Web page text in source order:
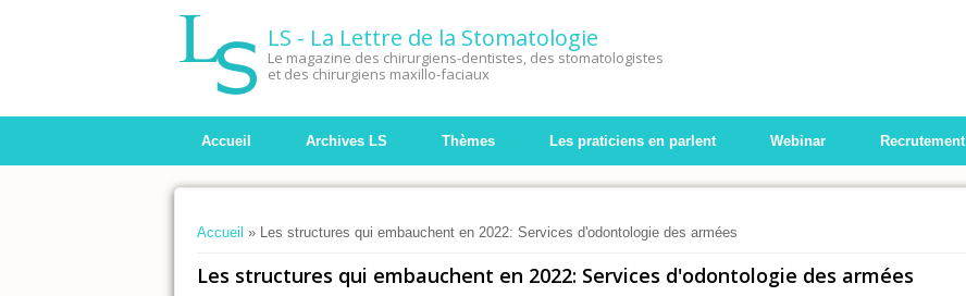
LS - La Lettre de la Stomatologie
Le magazine des chirurgiens-dentistes, des stomatologistes
et des chirurgiens maxillo-faciaux
Accueil Archives LS Thèmes Les praticiens en parlent Webinar Recrutement
Vous êtes ici
Accueil » Les structures qui embauchent en 2022: Services d'odontologie des armées
Les structures qui embauchent en 2022: Services d'odontologie des armées